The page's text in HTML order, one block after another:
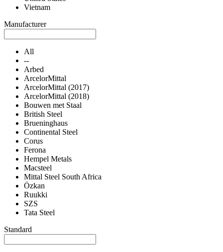
Vietnam
Manufacturer
All
--
Arbed
ArcelorMittal
ArcelorMittal (2017)
ArcelorMittal (2018)
Bouwen met Staal
British Steel
Brueninghaus
Continental Steel
Corus
Ferona
Hempel Metals
Macsteel
Mittal Steel South Africa
Özkan
Ruukki
SZS
Tata Steel
Standard